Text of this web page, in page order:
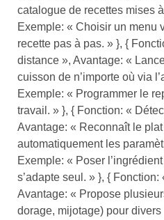
catalogue de recettes mises
Exemple: « Choisir un menu
recette pas à pas. » }, {
distance », Avantage: «
cuisson de n’importe où via
Exemple: « Programmer le
travail. » }, { Fonction: «
Avantage: « Reconnaît le
automatiquement les
Exemple: « Poser
s’adapte seul. » }, {
Avantage: « Propose
dorage, mijotage) pour